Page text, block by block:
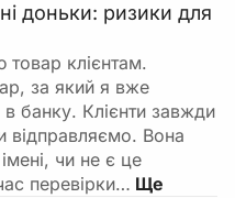
доньки: ризики для
клієнтам.
за який я вже
банку. Клієнти завжди
відправляємо. Вона
чи не є це
перевірки…